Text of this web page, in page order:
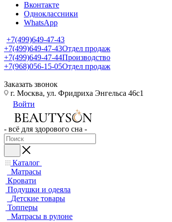
Вконтакте
Одноклассники
WhatsApp
+7(499)649-47-43
+7(499)649-47-43Отдел продаж
+7(499)649-47-44Производство
+7(968)056-15-05Отдел продаж
Заказать звонок
г. Москва, ул. Фридриха Энгельса 46с1
Войти
- всё для здорового сна -
Каталог
Матрасы
Кровати
Подушки и одеяла
Детские товары
Топперы
Матрасы в рулоне